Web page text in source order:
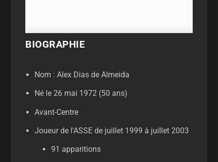
BIOGRAPHIE
Nom : Alex Dias de Almeida
Né le 26 mai 1972 (50 ans)
Avant-Centre
Joueur de l'ASSE de juillet 1999 à juillet 2003
91 apparitions